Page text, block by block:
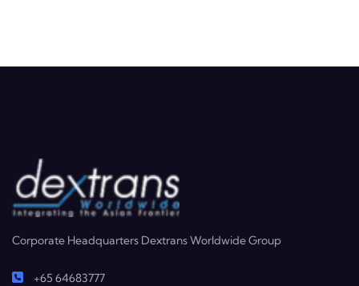
Corporate Headquarters Dextrans Worldwide Group
+65 64683777